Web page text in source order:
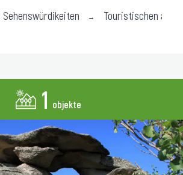
Sehenswürdikeiten Touristischen
1 objekte